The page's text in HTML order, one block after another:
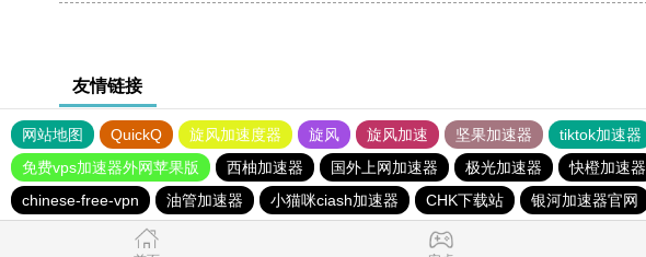
友情链接
网站地图 QuickQ 旋风加速度器 旋风 旋风加速 坚果加速器 tiktok加速器
免费vps加速器外网苹果版
西柚加速器 国外上网加速器 极光加速器 快橙加速器
chinese-free-vpn
油管加速器 小猫咪ciash加速器 CHK下载站 银河加速器官网